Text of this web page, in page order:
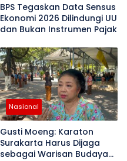
BPS Tegaskan Data Sensus
Ekonomi 2026 Dilindungi UU
dan Bukan Instrumen Pajak
Nasional
Gusti Moeng: Karaton
Surakarta Harus Dijaga
sebagai Warisan Budaya